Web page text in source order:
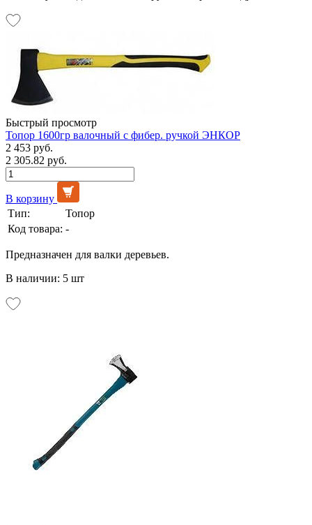
Быстрый просмотр
Топор 1600гр валочный с фибер. ручкой ЭНКОР
2 453 руб.
2 305.82 руб.
В корзину
Тип:
Топор
Код товара: -
Предназначен для валки деревьев.
В наличии: 5 шт